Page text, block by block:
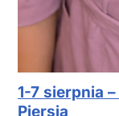
1-7 sierpnia
Piersią